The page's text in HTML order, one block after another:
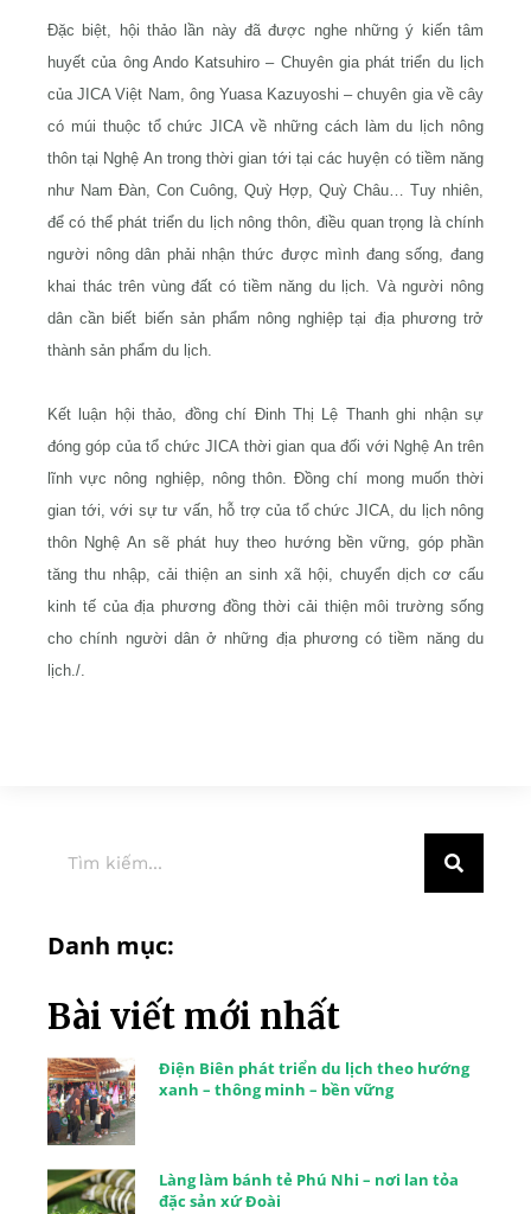
Đặc biệt, hội thảo lần này đã được nghe những ý kiến tâm
huyết của ông Ando Katsuhiro – Chuyên gia phát triển du lịch
của JICA Việt Nam, ông Yuasa Kazuyoshi – chuyên gia về cây
có múi thuộc tổ chức JICA về những cách làm du lịch nông
thôn tại Nghệ An trong thời gian tới tại các huyện có tiềm năng
như Nam Đàn, Con Cuông, Quỳ Hợp, Quỳ Châu… Tuy nhiên,
để có thể phát triển du lịch nông thôn, điều quan trọng là chính
người nông dân phải nhận thức được mình đang sống, đang
khai thác trên vùng đất có tiềm năng du lịch. Và người nông
dân cần biết biến sản phẩm nông nghiệp tại địa phương trở
thành sản phẩm du lịch.
Kết luận hội thảo, đồng chí Đinh Thị Lệ Thanh ghi nhận sự
đóng góp của tổ chức JICA thời gian qua đối với Nghệ An trên
lĩnh vực nông nghiệp, nông thôn. Đồng chí mong muốn thời
gian tới, với sự tư vấn, hỗ trợ của tổ chức JICA, du lịch nông
thôn Nghệ An sẽ phát huy theo hướng bền vững, góp phần
tăng thu nhập, cải thiện an sinh xã hội, chuyển dịch cơ cấu
kinh tế của địa phương đồng thời cải thiện môi trường sống
cho chính người dân ở những địa phương có tiềm năng du
lịch./.
Danh mục:
Bài viết mới nhất
Điện Biên phát triển du lịch theo hướng
xanh – thông minh – bền vững
Làng làm bánh tẻ Phú Nhi – nơi lan tỏa
đặc sản xứ Đoài